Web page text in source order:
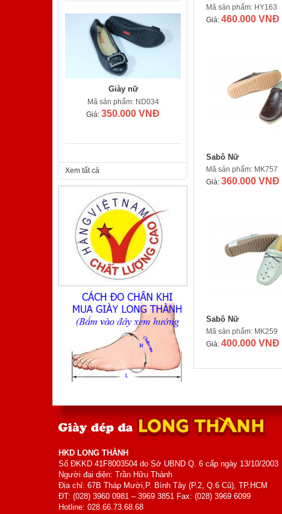
Mã sản phẩm: HY163
Giá: 460.000 VNĐ
Sabô Nữ
Mã sản phẩm: MK757
Giá: 360.000 VNĐ
Sabô Nữ
Mã sản phẩm: MK259
Giá: 400.000 VNĐ
Giày nữ
Mã sản phẩm: ND034
Giá: 350.000 VNĐ
Giày nam
Mã sản phẩm: TA410TM
Giá:800.000 VNĐ
Xem tất cả
HKD LONG THÀNH
Số ĐKKD 41F8003504 do Sở UBND Q. 6 cấp ngày 13/10/2003
Người đại diện: Trần Hữu Thành
Địa chỉ: 67B Tháp Mười,P. Bình Tây (P.2, Q.6 Cũ), TP.HCM
ĐT: (028) 3960 0981 – 3969 3851 Fax: (028) 3969 6099
Hotline: 028.66.73.68.68